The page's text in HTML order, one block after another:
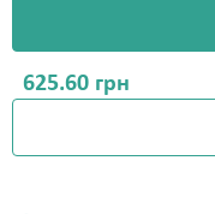
625.60 грн